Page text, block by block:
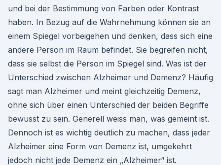
und bei der Bestimmung von Farben oder Kontrast
haben. In Bezug auf die Wahrnehmung können sie an
einem Spiegel vorbeigehen und denken, dass sich eine
andere Person im Raum befindet. Sie begreifen nicht,
dass sie selbst die Person im Spiegel sind. Was ist der
Unterschied zwischen Alzheimer und Demenz? Häufig
sagt man Alzheimer und meint gleichzeitig Demenz,
ohne sich über einen Unterschied der beiden Begriffe
bewusst zu sein. Generell weiss man, was gemeint ist.
Dennoch ist es wichtig deutlich zu machen, dass jeder
Alzheimer eine Form von Demenz ist, umgekehrt
jedoch nicht jede Demenz ein „Alzheimer“ ist.